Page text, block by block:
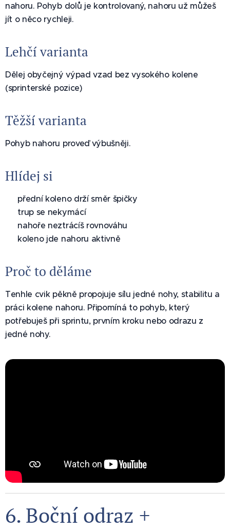
nahoru. Pohyb dolů je kontrolovaný, nahoru už můžeš
jít o něco rychleji.
Lehčí varianta
Dělej obyčejný výpad vzad bez vysokého kolene
(sprinterské pozice)
Těžší varianta
Pohyb nahoru proveď výbušněji.
Hlídej si
✅ přední koleno drží směr špičky
✅ trup se nekymácí
✅ nahoře neztrácíš rovnováhu
✅ koleno jde nahoru aktivně
Proč to děláme
Tenhle cvik pěkně propojuje sílu jedné nohy, stabilitu a
práci kolene nahoru. Připomíná to pohyb, který
potřebuješ při sprintu, prvním kroku nebo odrazu z
jedné nohy.
6. Boční odraz +